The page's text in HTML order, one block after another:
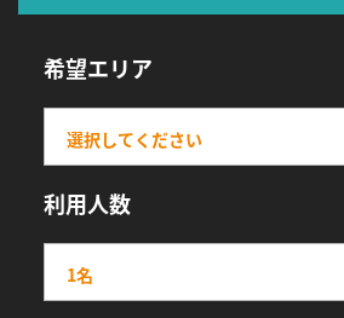
希望エリア
利用人数